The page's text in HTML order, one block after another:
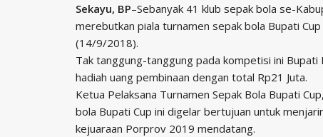
Sekayu, BP–Sebanyak 41 klub sepak bola se-
merebutkan piala turnamen sepak bola Bupati
(14/9/2018).
Tak tanggung-tanggung pada kompetisi ini
hadiah uang pembinaan dengan total Rp21 Juta.
Ketua Pelaksana Turnamen Sepak Bola Bupati
bola Bupati Cup ini digelar bertujuan untuk
kejuaraan Porprov 2019 mendatang.